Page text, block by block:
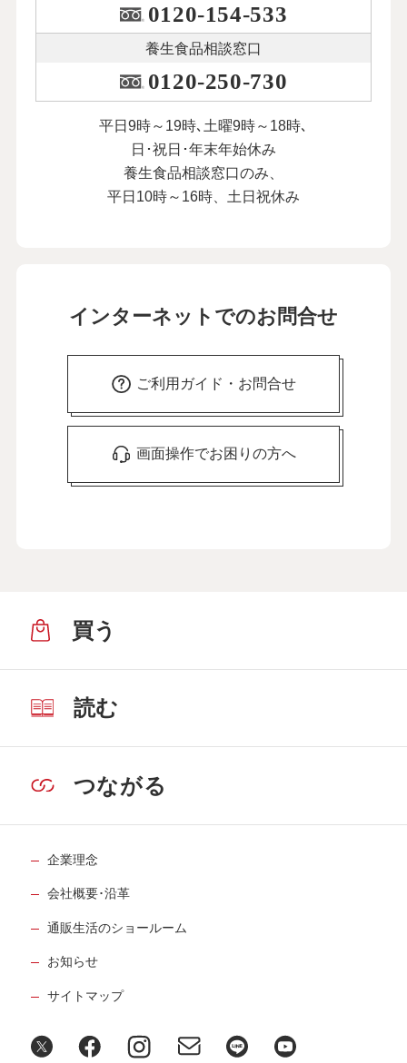
0120-154-533
養生食品相談窓口
0120-250-730
平日9時～19時､土曜9時～18時､
日･祝日･年末年始休み
養生食品相談窓口のみ、
平日10時～16時、土日祝休み
インターネットでのお問合せ
ご利用ガイド・お問合せ
画面操作でお困りの方へ
買う
読む
つながる
企業理念
会社概要･沿革
通販生活のショールーム
お知らせ
サイトマップ